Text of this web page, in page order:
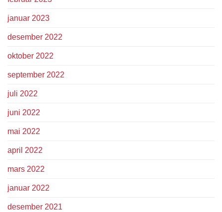
januar 2023
desember 2022
oktober 2022
september 2022
juli 2022
juni 2022
mai 2022
april 2022
mars 2022
januar 2022
desember 2021